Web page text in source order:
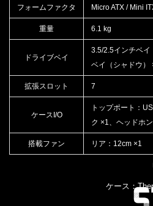
フォームファクタ Micro ATX / Mini
重量 6.1 kg
ドライブベイ
3.5/2.5インチベイ
ベイ（シャドウ）
拡張スロット 7
ケースI/O
トップポート：
ク ×1、ヘッドホ
搭載ファン リア：12cm ×1
ケース：